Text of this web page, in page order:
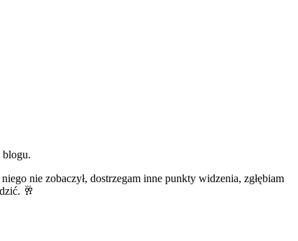
blogu.
nie zobaczył, dostrzegam inne punkty widzenia, zgłębiam
🥂